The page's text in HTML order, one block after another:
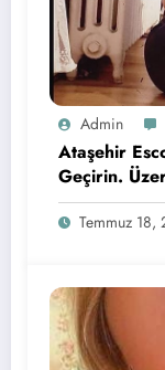
Admin
Ataşehir
Geçirin.
Temmuz 18,